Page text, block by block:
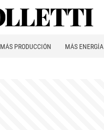
MÁS PRODUCCIÓN MÁS ENERGÍA